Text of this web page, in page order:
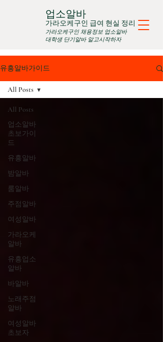
업소알바
가라오케구인 급여 현실 정리
가라오케구인 채용정보 업소알바
대학생 단기알바 알고시작하자
유흥알바가이드
All Posts
업소알바
초보가이
드
유흥알바
밤알바
룸알바
주점알바
여성알바
가라오케
알바
유흥업소
알바
바알바
노래주점
알바
여성알바
초보자
All Posts